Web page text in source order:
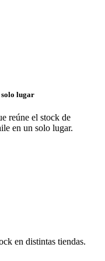
lugar
reúne el stock de
en un solo lugar.
en distintas tiendas.